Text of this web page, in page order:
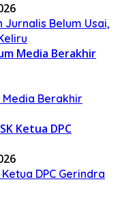
Jurnalis Belum Usai,
Media Berakhir
DPC Gerindra